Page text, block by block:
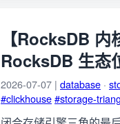
【RocksDB
RocksDB 生态
2026-07-07 | database ·
#clickhouse#storage-